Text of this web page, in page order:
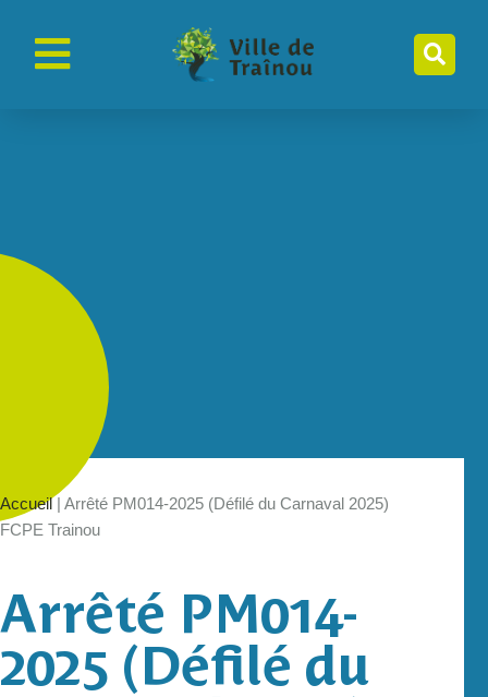
Accueil| Arrêté PM014-2025 (Défilé du Carnaval 2025)
FCPE Trainou
Arrêté PM014-
2025 (Défilé du